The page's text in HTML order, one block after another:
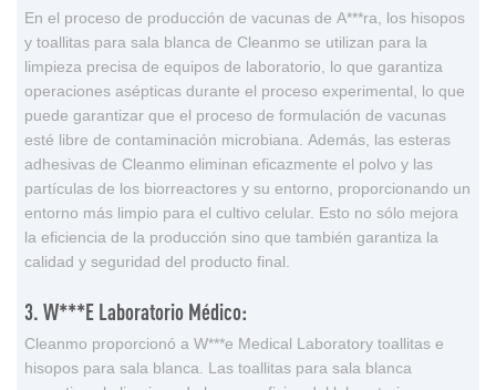
En el proceso de producción de vacunas de A***ra, los hisopos
y toallitas para sala blanca de Cleanmo se utilizan para la
limpieza precisa de equipos de laboratorio, lo que garantiza
operaciones asépticas durante el proceso experimental, lo que
puede garantizar que el proceso de formulación de vacunas
esté libre de contaminación microbiana. Además, las esteras
adhesivas de Cleanmo eliminan eficazmente el polvo y las
partículas de los biorreactores y su entorno, proporcionando un
entorno más limpio para el cultivo celular. Esto no sólo mejora
la eficiencia de la producción sino que también garantiza la
calidad y seguridad del producto final.
3. W***e Laboratorio Médico:
Cleanmo proporcionó a W***e Medical Laboratory toallitas e
hisopos para sala blanca. Las toallitas para sala blanca